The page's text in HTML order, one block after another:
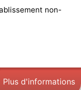
non-
Plus d'informations